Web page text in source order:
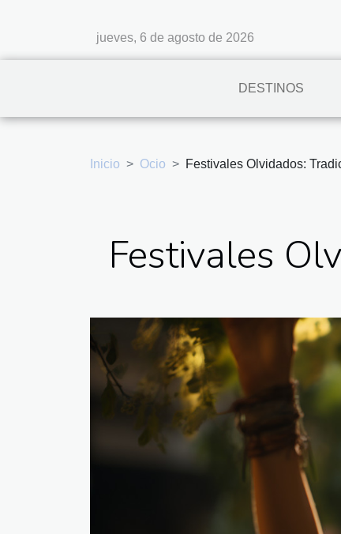
jueves, 6 de agosto de 2026
DESTINOS
Inicio Ocio Festivales Olvidados:
Festivales